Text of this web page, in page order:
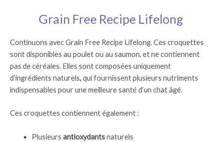
Grain Free Recipe Lifelong
Continuons avec Grain Free Recipe Lifelong. Ces croquettes
sont disponibles au poulet ou au saumon, et ne contiennent
pas de céréales. Elles sont composées uniquement
d’ingrédients naturels,qui fournissent plusieurs nutriments
indispensables pour une meilleure santé d’un chat âgé.
Ces croquettes contiennent également :
Plusieurs antioxydantsnaturels